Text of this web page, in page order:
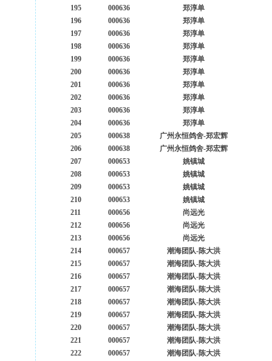
195
000636
郑淳单
196
000636
郑淳单
197
000636
郑淳单
198
000636
郑淳单
199
000636
郑淳单
200
000636
郑淳单
201
000636
郑淳单
202
000636
郑淳单
203
000636
郑淳单
204
000636
郑淳单
205
000638
广州永恒鸽舍-郑宏辉
206
000638
广州永恒鸽舍-郑宏辉
207
000653
姚镇城
208
000653
姚镇城
209
000653
姚镇城
210
000653
姚镇城
211
000656
尚远光
212
000656
尚远光
213
000656
尚远光
214
000657
潮海团队-陈大洪
215
000657
潮海团队-陈大洪
216
000657
潮海团队-陈大洪
217
000657
潮海团队-陈大洪
218
000657
潮海团队-陈大洪
219
000657
潮海团队-陈大洪
220
000657
潮海团队-陈大洪
221
000657
潮海团队-陈大洪
222
000657
潮海团队-陈大洪